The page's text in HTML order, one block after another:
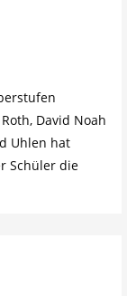
David Noah
Uhlen hat
Schüler die